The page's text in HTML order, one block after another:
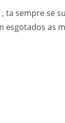
ta sempre se
esgotados as